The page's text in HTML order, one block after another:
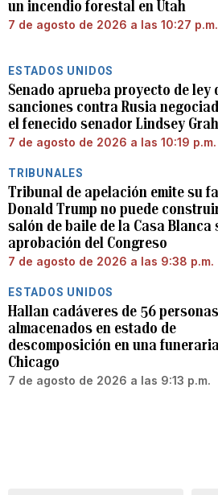
un incendio forestal en Utah
7 de agosto de 2026 a las 10:27 p.m.
ESTADOS UNIDOS
Senado aprueba proyecto de ley
sanciones contra Rusia
el fenecido senador Lindsey
7 de agosto de 2026 a las 10:19 p.m.
TRIBUNALES
Tribunal de apelación emite su
Donald Trump no puede
salón de baile de la Casa Blanca
aprobación del Congreso
7 de agosto de 2026 a las 9:38 p.m.
ESTADOS UNIDOS
Hallan cadáveres de 56 personas
almacenados en estado de
descomposición en una
Chicago
7 de agosto de 2026 a las 9:13 p.m.